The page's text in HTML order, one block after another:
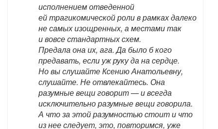
исполнением отведенной
ей трагикомической роли в рамках далеко
не самых изощренных, а местами так
и вовсе стандартных схем.
Предала она их, ага. Да было б кого
предавать, если уж руку да на сердце.
Но вы слушайте Ксению Анатольевну,
слушайте. Не отвлекайтесь. Она
разумные вещи говорит — и всегда
исключительно разумные вещи говорила.
А что за этой разумностью стоит и что
из нее следует, это, повторимся, уже